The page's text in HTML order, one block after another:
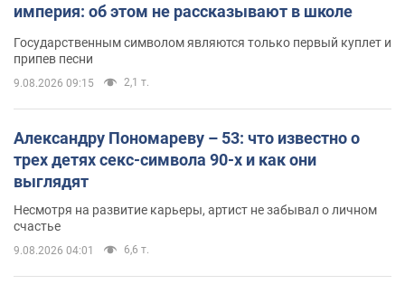
империя: об этом не рассказывают в школе
Государственным символом являются только первый куплет и
припев песни
9.08.2026 09:15 2,1 т.
Александру Пономареву – 53: что известно о
трех детях секс-символа 90-х и как они
выглядят
Несмотря на развитие карьеры, артист не забывал о личном
счастье
9.08.2026 04:01 6,6 т.